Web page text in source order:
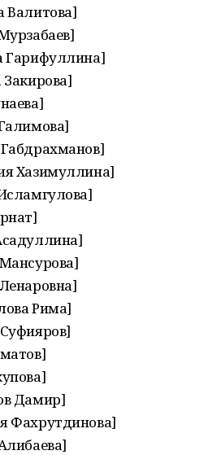
Валитова]
Гарифуллина]
Хазимуллина]
Рима]
Дамир]
Фахрутдинова]